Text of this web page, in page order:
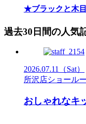
★ブラックと木
過去30日間の人気
2026.07.11
（Sat）
所沢店ショール
おしゃれなキ